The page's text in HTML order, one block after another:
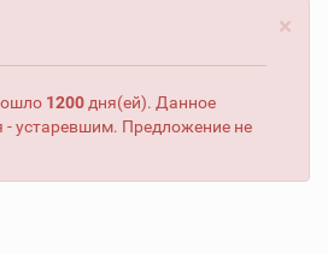
×
1200 дня(ей). Данное
- устаревшим. Предложение не